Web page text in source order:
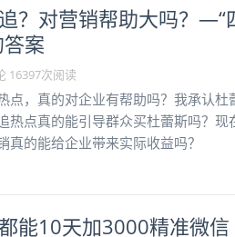
？对营销帮助大吗？—“
案
16397次阅读
点，真的对企业有帮助吗？我承认杜
热点真的能引导群众买杜蕾斯吗？现
的能给企业带来实际收益吗？
能10天加3000精准微信